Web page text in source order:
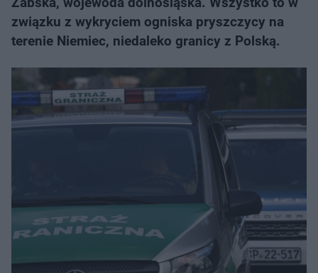
związku z wykryciem ogniska pryszczycy na
terenie Niemiec, niedaleko granicy z Polską.